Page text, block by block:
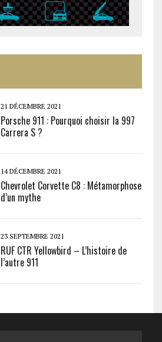
21 DÉCEMBRE 2021
Porsche 911 : Pourquoi choisir la 997
Carrera S ?
14 DÉCEMBRE 2021
Chevrolet Corvette C8 : Métamorphose
d’un mythe
23 SEPTEMBRE 2021
RUF CTR Yellowbird – L’histoire de
l’autre 911